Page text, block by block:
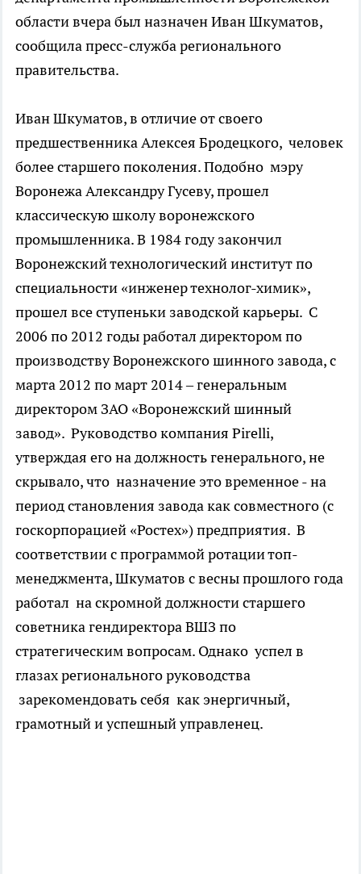
области вчера был назначен Иван Шкуматов,
сообщила пресс-служба регионального
правительства.
Иван Шкуматов, в отличие от своего
предшественника Алексея Бродецкого, человек
более старшего поколения. Подобно мэру
Воронежа Александру Гусеву, прошел
классическую школу воронежского
промышленника. В 1984 году закончил
Воронежский технологический институт по
специальности «инженер технолог-химик»,
прошел все ступеньки заводской карьеры. С
2006 по 2012 годы работал директором по
производству Воронежского шинного завода, с
марта 2012 по март 2014 – генеральным
директором ЗАО «Воронежский шинный
завод». Руководство компания Pirelli,
утверждая его на должность генерального, не
скрывало, что назначение это временное - на
период становления завода как совместного (с
госкорпорацией «Ростех») предприятия. В
соответствии с программой ротации топ-
менеджмента, Шкуматов с весны прошлого года
работал на скромной должности старшего
советника гендиректора ВШЗ по
стратегическим вопросам. Однако успел в
глазах регионального руководства
зарекомендовать себя как энергичный,
грамотный и успешный управленец.